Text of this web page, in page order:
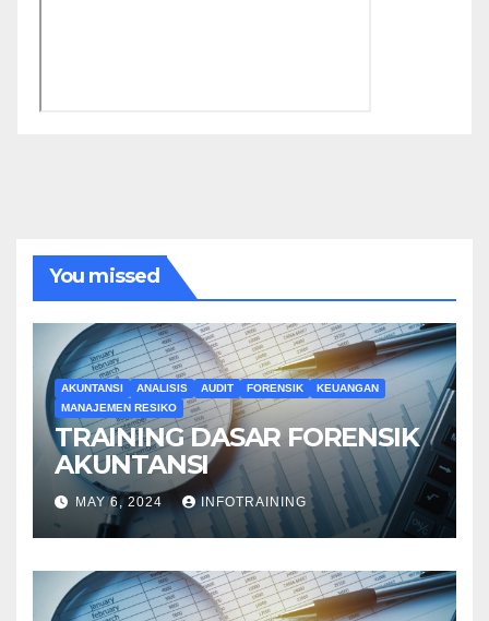
You missed
AKUNTANSI ANALISIS AUDIT FORENSIK
KEUANGAN
MANAJEMEN RESIKO
TRAINING DASAR FORENSIK
AKUNTANSI
MAY 6, 2024 INFOTRAINING